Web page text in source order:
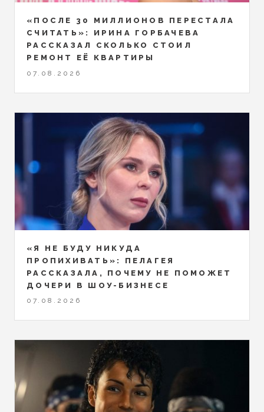
«ПОСЛЕ 30 МИЛЛИОНОВ ПЕРЕСТАЛА
СЧИТАТЬ»: ИРИНА ГОРБАЧЕВА
РАССКАЗАЛ СКОЛЬКО СТОИЛ
РЕМОНТ ЕЁ КВАРТИРЫ
07.08.2026
«Я НЕ БУДУ НИКУДА
ПРОПИХИВАТЬ»: ПЕЛАГЕЯ
РАССКАЗАЛА, ПОЧЕМУ НЕ ПОМОЖЕТ
ДОЧЕРИ В ШОУ-БИЗНЕСЕ
07.08.2026